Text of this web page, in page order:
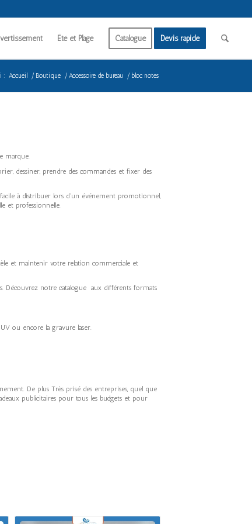
Été et Plage Catalogue Devis rapide
: Accueil / Boutique / Accessoire de bureau / bloc notes
marque.
dessiner, prendre des commandes et fixer des
à distribuer lors d’un événement promotionnel,
et professionnelle.
et maintenir votre relation commerciale et
Découvrez notre catalogue aux différents formats
ou encore la gravure laser.
De plus Très prisé des entreprises, quel que
publicitaires pour tous les budgets et pour